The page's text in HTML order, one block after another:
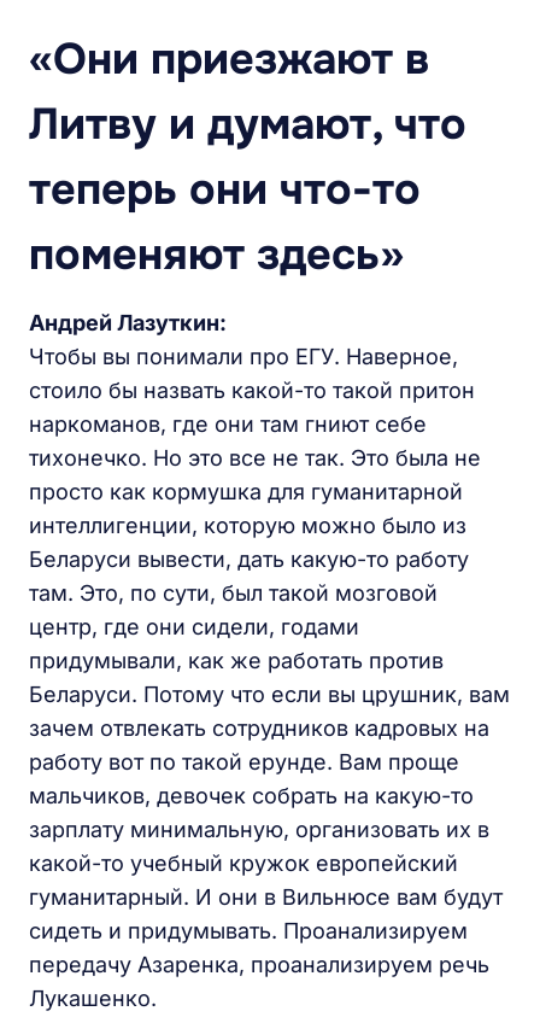
«Они приезжают в
Литву и думают, что
теперь они что-то
поменяют здесь»
Андрей Лазуткин:
Чтобы вы понимали про ЕГУ. Наверное,
стоило бы назвать какой-то такой притон
наркоманов, где они там гниют себе
тихонечко. Но это все не так. Это была не
просто как кормушка для гуманитарной
интеллигенции, которую можно было из
Беларуси вывести, дать какую-то работу
там. Это, по сути, был такой мозговой
центр, где они сидели, годами
придумывали, как же работать против
Беларуси. Потому что если вы црушник, вам
зачем отвлекать сотрудников кадровых на
работу вот по такой ерунде. Вам проще
мальчиков, девочек собрать на какую-то
зарплату минимальную, организовать их в
какой-то учебный кружок европейский
гуманитарный. И они в Вильнюсе вам будут
сидеть и придумывать. Проанализируем
передачу Азаренка, проанализируем речь
Лукашенко.